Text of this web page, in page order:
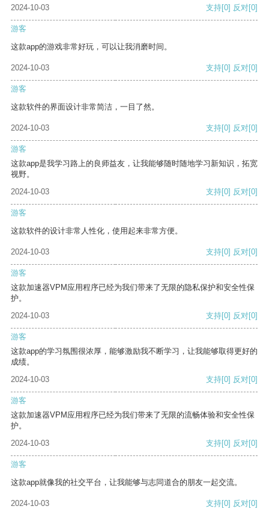
2024-10-03
支持[0] 反对[0]
游客
这款app的游戏非常好玩，可以让我消磨时间。
2024-10-03 支持[0] 反对[0]
游客
这款软件的界面设计非常简洁，一目了然。
2024-10-03 支持[0] 反对[0]
游客
这款app是我学习路上的良师益友，让我能够随时随地学习新知识，拓宽
视野。
2024-10-03
支持[0] 反对[0]
游客
这款软件的设计非常人性化，使用起来非常方便。
2024-10-03 支持[0] 反对[0]
游客
这款加速器VPM应用程序已经为我们带来了无限的隐私保护和安全性保
护。
2024-10-03
支持[0] 反对[0]
游客
这款app的学习氛围很浓厚，能够激励我不断学习，让我能够取得更好的
成绩。
2024-10-03
支持[0] 反对[0]
游客
这款加速器VPM应用程序已经为我们带来了无限的流畅体验和安全性保
护。
2024-10-03
支持[0] 反对[0]
游客
这款app就像我的社交平台，让我能够与志同道合的朋友一起交流。
2024-10-03 支持[0] 反对[0]